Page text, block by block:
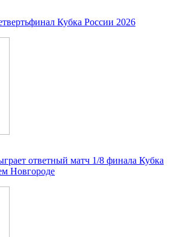
Кубка России 2026
ответный матч 1/8 финала Кубка
Новгороде